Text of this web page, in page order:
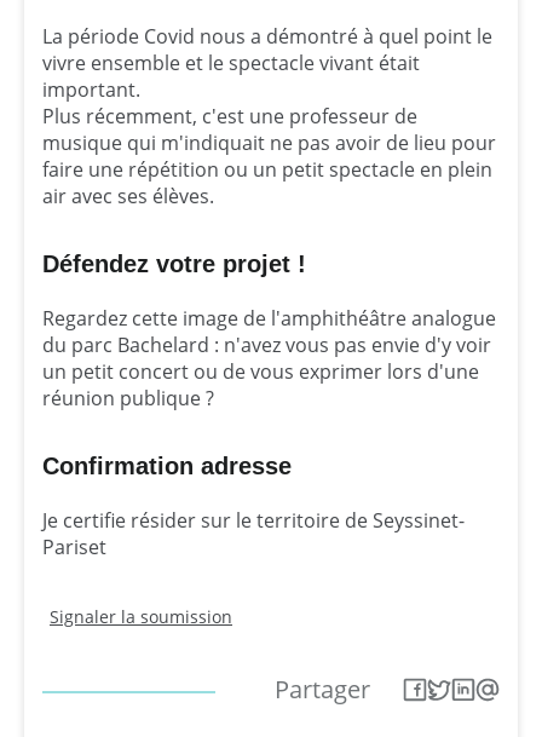
La période Covid nous a démontré à quel point le
vivre ensemble et le spectacle vivant était
important.
Plus récemment, c'est une professeur de
musique qui m'indiquait ne pas avoir de lieu pour
faire une répétition ou un petit spectacle en plein
air avec ses élèves.
Défendez votre projet !
Regardez cette image de l'amphithéâtre analogue
du parc Bachelard : n'avez vous pas envie d'y voir
un petit concert ou de vous exprimer lors d'une
réunion publique ?
Confirmation adresse
Je certifie résider sur le territoire de Seyssinet-
Pariset
Signaler la soumission
Partager